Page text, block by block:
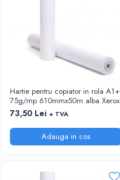
Hartie pentru copiator in rola A1+
75g/mp 610mmx50m alba Xerox
73,50 Lei + TVA
Adauga in cos